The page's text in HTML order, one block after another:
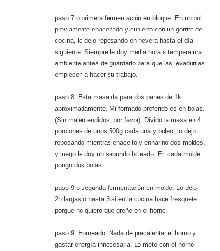
paso 7 o primera fermentación en bloque: En un bol
previamente enaceitado y cubierto con un gorrito de
cocina, lo dejo reposando en nevera hasta el día
siguiente. Siempre le doy media hora a temperatura
ambiente antes de guardarlo para que las levadurilas
empiecen a hacer su trabajo.
paso 8: Esta masa da para dos panes de 1k
aproximadamente. Mi formado preferido es en bolas.
(Sin malentendidos, por favor). Divido la masa en 4
porciones de unos 500g cada una y boleo, lo dejo
reposando mientras enaceito y enharino dos moldes,
y luego le doy un segundo boleado. En cada molde
pongo dos bolas.
paso 9 o segunda fermentación en molde: Lo dejo
2h largas o hasta 3 si en la cocina hace fresquete
porque no quiero que greñe en el horno.
paso 9: Horneado. Nada de precalentar el horno y
gastar energía innecesaria. Lo meto con el horno